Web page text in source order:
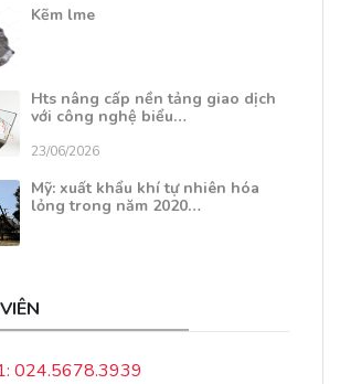
Kẽm lme
Hts nâng cấp nền tảng giao dịch
với công nghệ biểu…
23/06/2026
Mỹ: xuất khẩu khí tự nhiên hóa
lỏng trong năm 2020…
024.5678.3939